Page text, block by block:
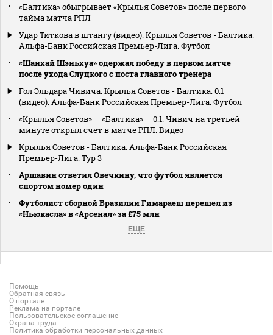
«Балтика» обыгрывает «Крылья Советов» после первого
тайма матча РПЛ
Удар Титкова в штангу (видео). Крылья Советов - Балтика.
Альфа-Банк Российская Премьер-Лига. Футбол
«Шанхай Шэньхуа» одержал победу в первом матче
после ухода Слуцкого с поста главного тренера
Гол Эльдара Чивича. Крылья Советов - Балтика. 0:1
(видео). Альфа-Банк Российская Премьер-Лига. Футбол
«Крылья Советов» — «Балтика» — 0:1. Чивич на третьей
минуте открыл счет в матче РПЛ. Видео
Крылья Советов - Балтика. Альфа-Банк Российская
Премьер-Лига. Тур 3
Аршавин ответил Овечкину, что футбол является
спортом номер один
Футболист сборной Бразилии Гимараеш перешел из
«Ньюкасла» в «Арсенал» за £75 млн
ЕЩЕ
Помощь
Обратная связь
О портале
Реклама на портале
Пользовательское соглашение
Охрана труда
Политика обработки персональных данных